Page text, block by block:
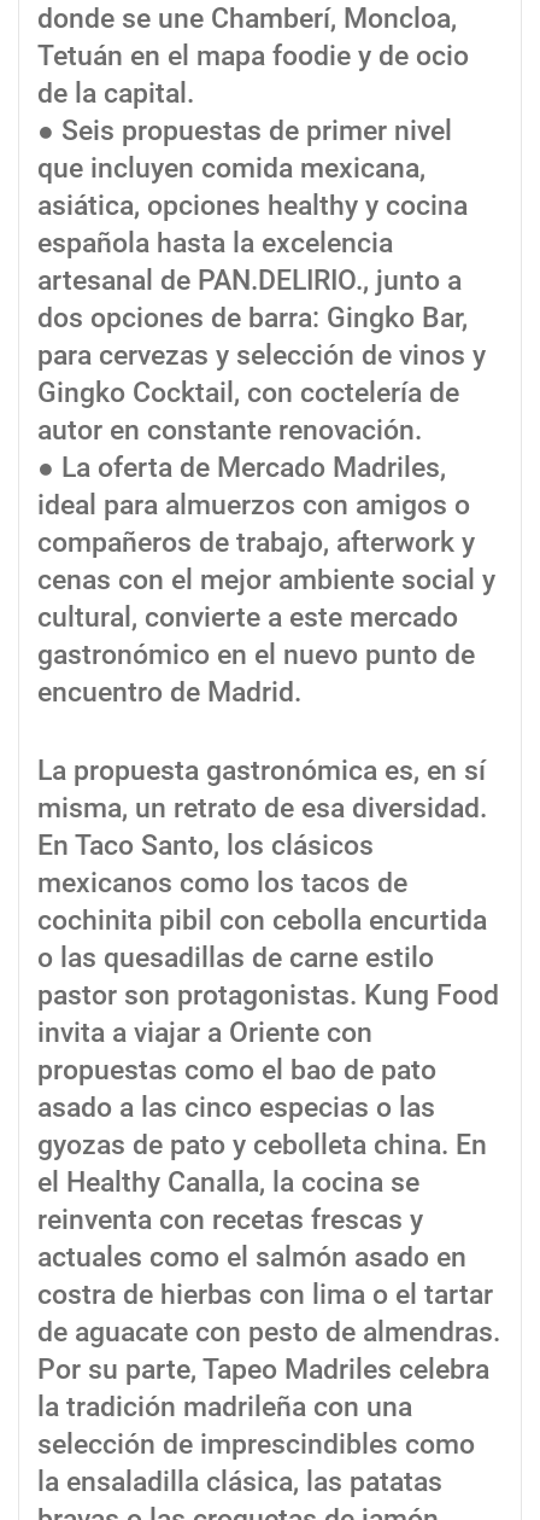
donde se une Chamberí, Moncloa,
Tetuán en el mapa foodie y de ocio
de la capital.
● Seis propuestas de primer nivel
que incluyen comida mexicana,
asiática, opciones healthy y cocina
española hasta la excelencia
artesanal de PAN.DELIRIO., junto a
dos opciones de barra: Gingko Bar,
para cervezas y selección de vinos y
Gingko Cocktail, con coctelería de
autor en constante renovación.
● La oferta de Mercado Madriles,
ideal para almuerzos con amigos o
compañeros de trabajo, afterwork y
cenas con el mejor ambiente social y
cultural, convierte a este mercado
gastronómico en el nuevo punto de
encuentro de Madrid.
La propuesta gastronómica es, en sí
misma, un retrato de esa diversidad.
En Taco Santo, los clásicos
mexicanos como los tacos de
cochinita pibil con cebolla encurtida
o las quesadillas de carne estilo
pastor son protagonistas. Kung Food
invita a viajar a Oriente con
propuestas como el bao de pato
asado a las cinco especias o las
gyozas de pato y cebolleta china. En
el Healthy Canalla, la cocina se
reinventa con recetas frescas y
actuales como el salmón asado en
costra de hierbas con lima o el tartar
de aguacate con pesto de almendras.
Por su parte, Tapeo Madriles celebra
la tradición madrileña con una
selección de imprescindibles como
la ensaladilla clásica, las patatas